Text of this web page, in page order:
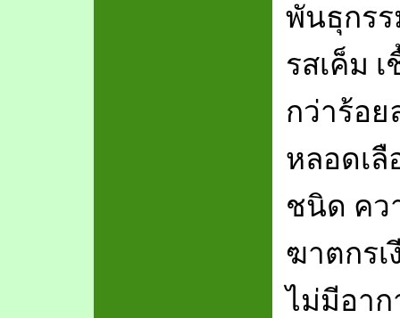
พันธุกร
รสเค็ม
กว่าร้อ
หลอดเลื
ชนิด คว
ฆาตกรเ
ไม่มีอาก